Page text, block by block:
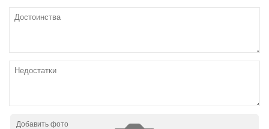
Добавить фото